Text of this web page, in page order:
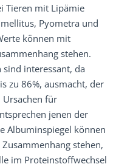
Tieren mit Lipämie
Pyometra und
können mit
stehen.
interessant, da
zu 86%, ausmacht, der
Ursachen für
jenen der
Albuminspiegel können
stehen,
im Proteinstoffwechsel